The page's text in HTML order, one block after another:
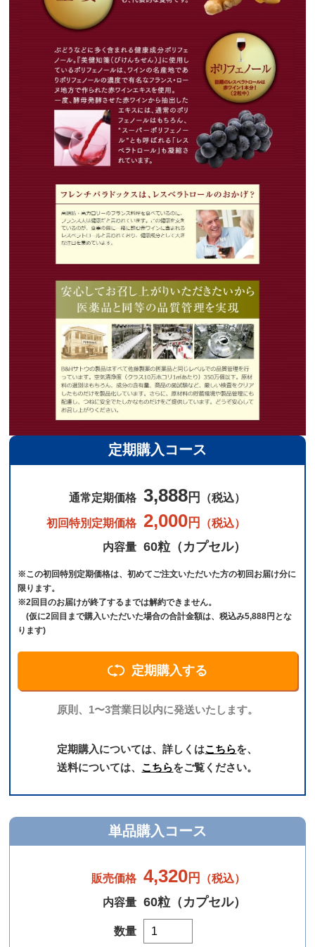
定期購入コース
通常定期価格 3,888 円 （税込）
初回特別定期価格 2,000 円
（税込）
内容量 60粒（カプセル）
定期購入する
原則、1〜3営業日以内に発送いたします。
定期購入については、詳しくはこちらを、
送料については、 こちらをご覧ください。
※この初回特別定期価格は、初めてご注文いただいた方の初回お届け分に
限ります。
※2回目のお届けが終了するまでは解約できません。
(仮に2回目まで購入いただいた場合の合計金額は、税込み5,888円とな
ります)
単品購入コース
販売価格 4,320 円
（税込）
内容量 60粒（カプセル）
数量